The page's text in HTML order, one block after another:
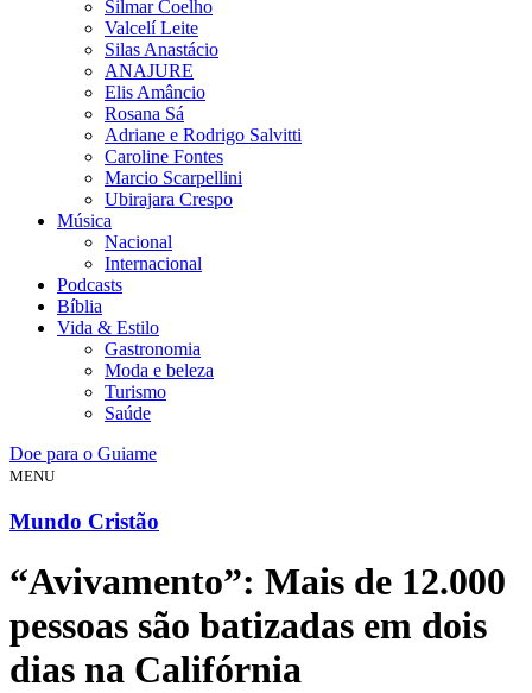
Silmar Coelho
Valcelí Leite
Silas Anastácio
ANAJURE
Elis Amâncio
Rosana Sá
Adriane e Rodrigo Salvitti
Caroline Fontes
Marcio Scarpellini
Ubirajara Crespo
Música
Nacional
Internacional
Podcasts
Bíblia
Vida & Estilo
Gastronomia
Moda e beleza
Turismo
Saúde
Doe para o Guiame
MENU
Mundo Cristão
“Avivamento”: Mais de 12.000
pessoas são batizadas em dois
dias na Califórnia